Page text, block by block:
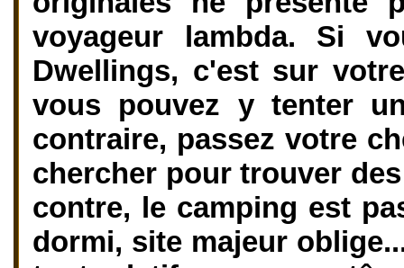
voyageur lambda. Si
Dwellings, c'est sur
vous pouvez y tenter
contraire, passez votre
chercher pour trouver
contre, le camping est
dormi, site majeur